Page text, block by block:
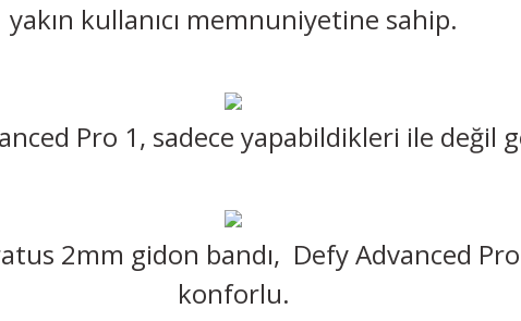
yakın kullanıcı memnuniyetine sahip.
Pro 1, sadece yapabildikleri ile değil
2mm gidon bandı, Defy Advanced
konforlu.